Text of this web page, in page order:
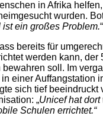
in Afrika
wurden.
ist ein großes Problem.“
bereits für
werden kann, der
bewahren soll. Im
einer Auffangstation
sich tief beeindruckt
„Unicef hat
Schulen errichtet.“